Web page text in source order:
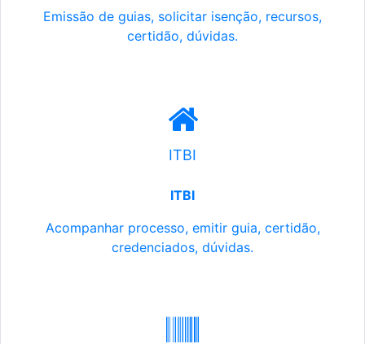
Emissão de guias, solicitar isenção, recursos,
certidão, dúvidas.
ITBI
ITBI
Acompanhar processo, emitir guia, certidão,
credenciados, dúvidas.